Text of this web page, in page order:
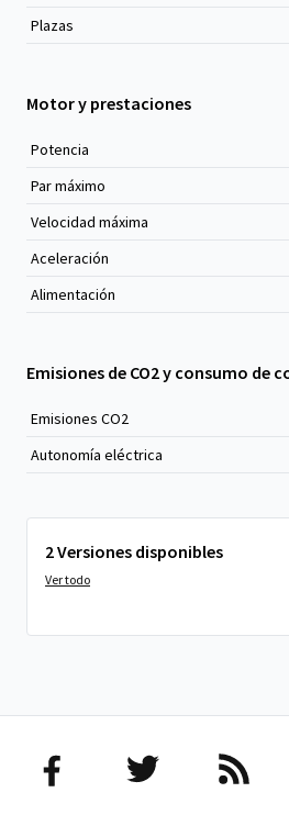
Plazas
Motor y prestaciones
Potencia
Par máximo
Velocidad máxima
Aceleración
Alimentación
Emisiones de CO2 y consumo de
Emisiones CO2
Autonomía eléctrica
2 Versiones disponibles
Ver todo